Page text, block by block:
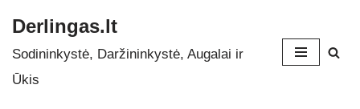
Skip
to
Derlingas.lt
Sodininkystė, Daržininkystė, Augalai ir
Ūkis